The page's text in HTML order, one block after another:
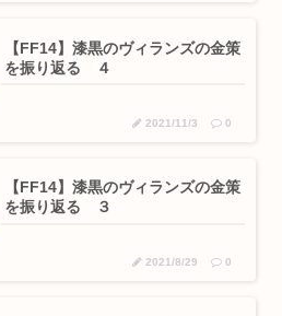
【FF14】漆黒のヴィランズの金策
を振り返る ４
2021/11/3 0
【FF14】漆黒のヴィランズの金策
を振り返る ３
2021/8/29 0